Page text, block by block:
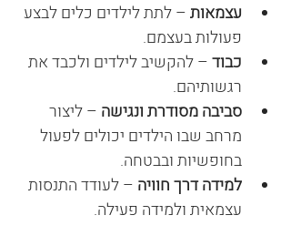
עצמאות – לתת לילדים כלים לבצע
פעולות בעצמם.
כבוד – להקשיב לילדים ולכבד את
רגשותיהם.
סביבה מסודרת ונגישה – ליצור
מרחב שבו הילדים יכולים לפעול
בחופשיות ובבטחה.
למידה דרך חוויה – לעודד התנסות
עצמאית ולמידה פעילה.